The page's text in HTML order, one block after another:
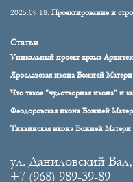
2025.09.18: Проектирование и
Статьи
Уникальный проект храма
Ярославская икона Божией Матери
Что такое "чудотворная икона" и
Феодоровская икона Божией
Тихвинская икона Божией Матери
ул. Даниловский Вал,
+7 (968) 989-39-89